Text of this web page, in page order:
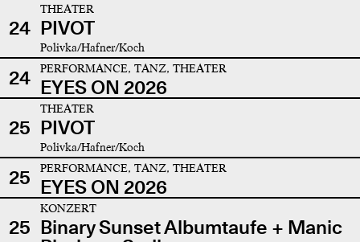
24
THEATER
PIVOT
Polivka/Hafner/Koch
24 PERFORMANCE, TANZ, THEATER
EYES ON 2026
25
THEATER
PIVOT
Polivka/Hafner/Koch
25 PERFORMANCE, TANZ, THEATER
EYES ON 2026
25
KONZERT
Binary Sunset Albumtaufe + Manic